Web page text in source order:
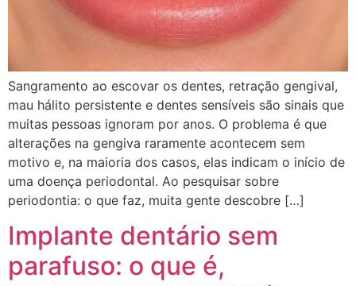
Sangramento ao escovar os dentes, retração gengival,
mau hálito persistente e dentes sensíveis são sinais que
muitas pessoas ignoram por anos. O problema é que
alterações na gengiva raramente acontecem sem
motivo e, na maioria dos casos, elas indicam o início de
uma doença periodontal. Ao pesquisar sobre
periodontia: o que faz, muita gente descobre […]
Implante dentário sem
parafuso: o que é,